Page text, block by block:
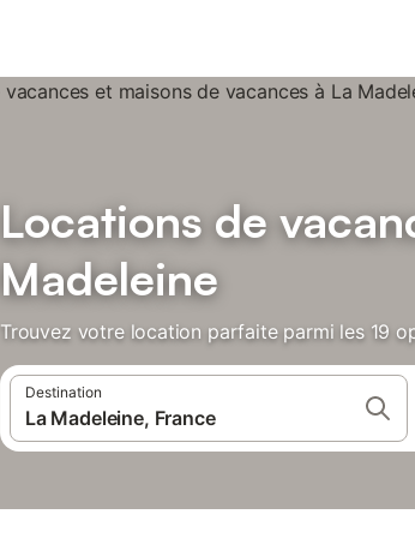
Locations de
Madeleine
Trouvez votre location parfaite parmi les 19
Destination